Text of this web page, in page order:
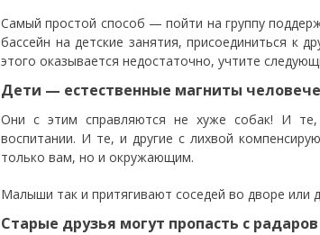
Самый простой способ — пойти на группу
бассейн на детские занятия, присоединиться к
этого оказывается недостаточно, учтите
Дети — естественные магниты
Они с этим справляются не хуже собак! И те,
воспитании. И те, и другие с лихвой
только вам, но и окружающим.
Малыши так и притягивают соседей во дворе или
Старые друзья могут пропасть с радаров